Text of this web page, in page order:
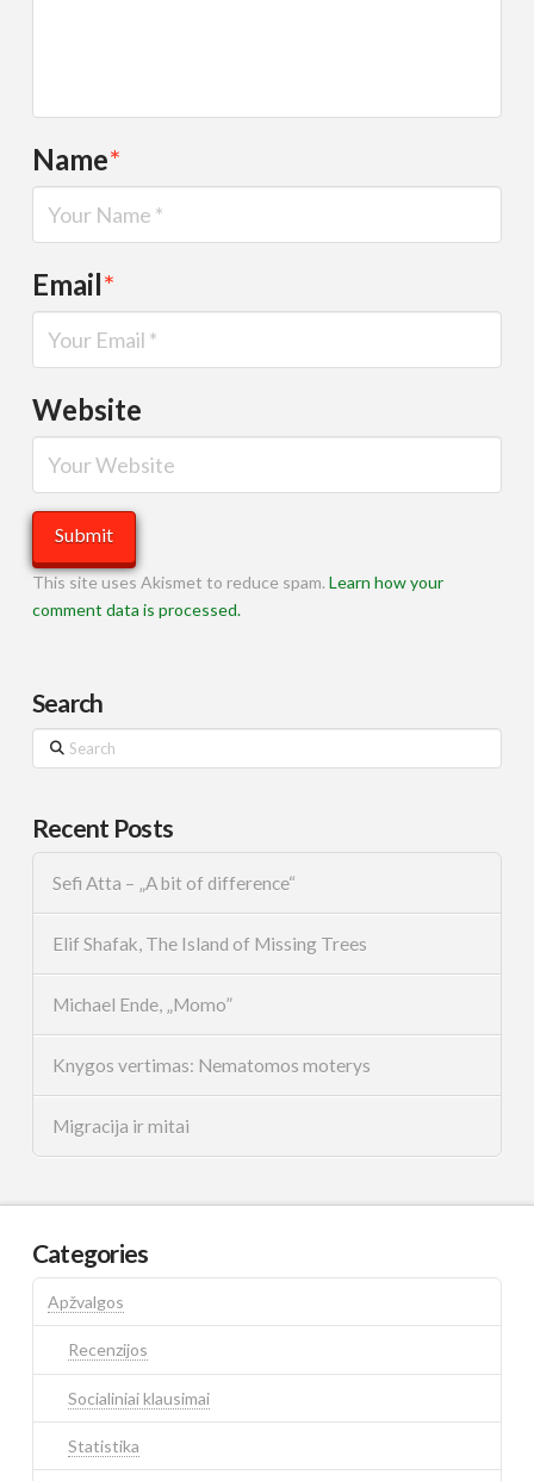
Name*
Email*
Website
This site uses Akismet to reduce spam. Learn how your
comment data is processed.
Search
Search
Recent Posts
Sefi Atta – „A bit of difference“
Elif Shafak, The Island of Missing Trees
Michael Ende, „Momo”
Knygos vertimas: Nematomos moterys
Migracija ir mitai
Categories
Apžvalgos
Recenzijos
Socialiniai klausimai
Statistika